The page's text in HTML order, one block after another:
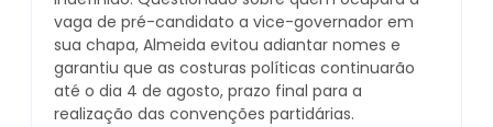
vaga de pré-candidato a vice-governador em
sua chapa, Almeida evitou adiantar nomes e
garantiu que as costuras políticas continuarão
até o dia 4 de agosto, prazo final para a
realização das convenções partidárias.